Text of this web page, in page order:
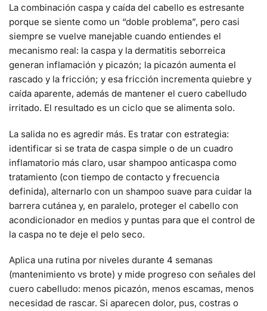
La combinación caspa y caída del cabello es estresante
porque se siente como un “doble problema”, pero casi
siempre se vuelve manejable cuando entiendes el
mecanismo real: la caspa y la dermatitis seborreica
generan inflamación y picazón; la picazón aumenta el
rascado y la fricción; y esa fricción incrementa quiebre y
caída aparente, además de mantener el cuero cabelludo
irritado. El resultado es un ciclo que se alimenta solo.
La salida no es agredir más. Es tratar con estrategia:
identificar si se trata de caspa simple o de un cuadro
inflamatorio más claro, usar shampoo anticaspa como
tratamiento (con tiempo de contacto y frecuencia
definida), alternarlo con un shampoo suave para cuidar la
barrera cutánea y, en paralelo, proteger el cabello con
acondicionador en medios y puntas para que el control de
la caspa no te deje el pelo seco.
Aplica una rutina por niveles durante 4 semanas
(mantenimiento vs brote) y mide progreso con señales del
cuero cabelludo: menos picazón, menos escamas, menos
necesidad de rascar. Si aparecen dolor, pus, costras o